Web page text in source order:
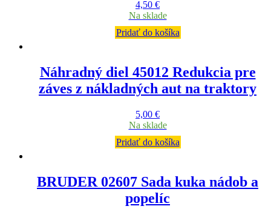
4,50 €
Na sklade
Pridať do košíka
Náhradný diel 45012 Redukcia pre
záves z nákladných aut na traktory
5,00 €
Na sklade
Pridať do košíka
BRUDER 02607 Sada kuka nádob a
popelíc